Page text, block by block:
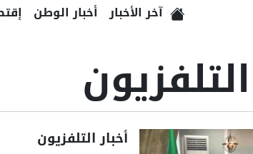
آخر الأخبار أخبار الوطن
أخبار التلفزيون